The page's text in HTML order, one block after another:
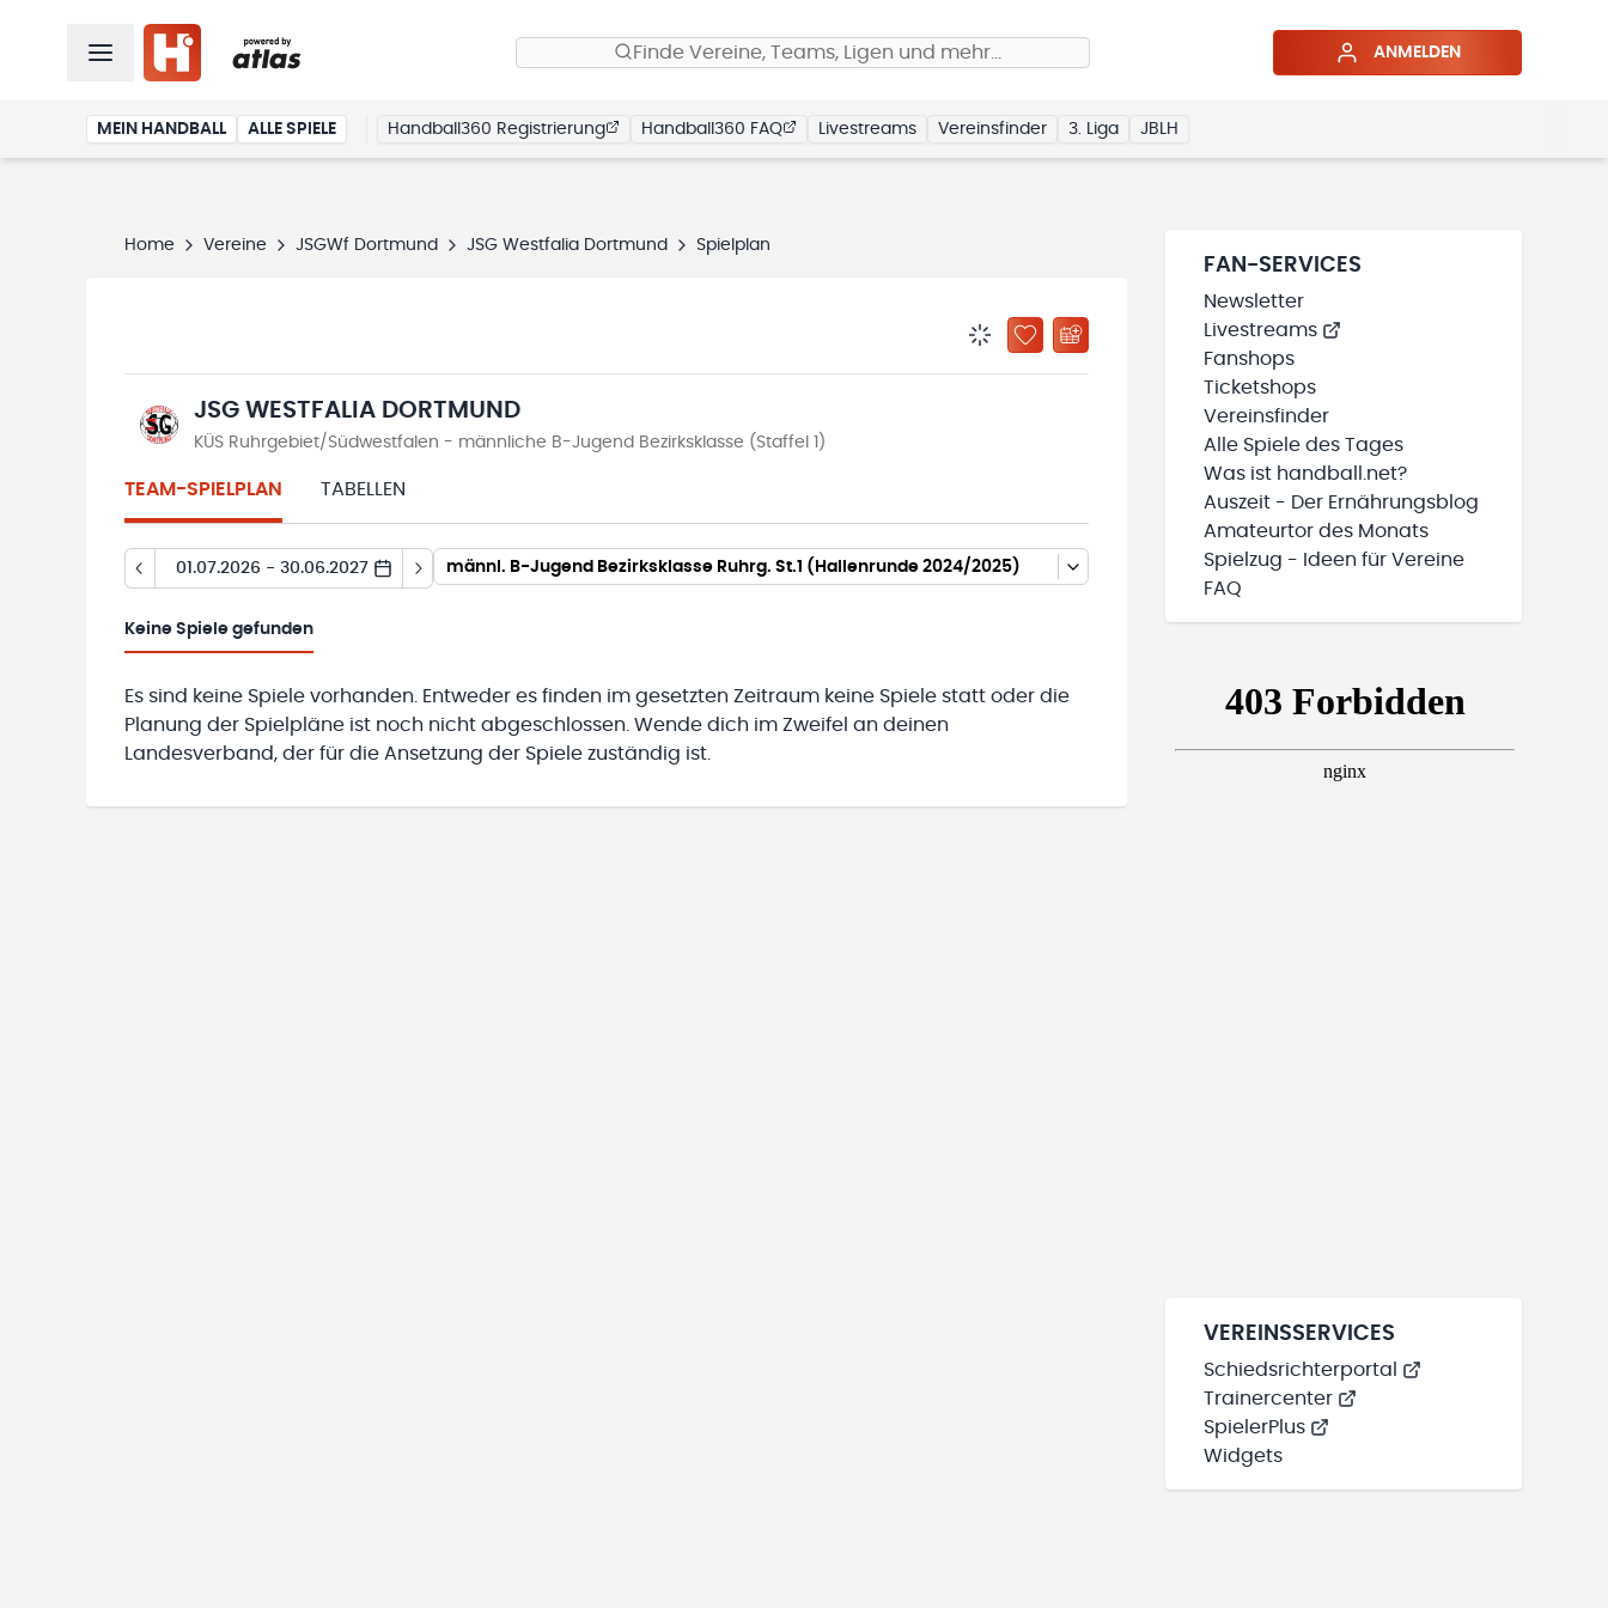
Finde Vereine, Teams, Ligen und mehr… ANMELDEN
MEIN HANDBALL ALLE SPIELE Handball360 Registrierung Handball360 FAQ Livestreams Vereinsfinder 3. Liga JBLH
Home Vereine JSGWf Dortmund JSG Westfalia Dortmund Spielplan
BENACHRICHTIGUNGSSTATUS WIRD GELADEN
ZU „MEINE TEAMS“ HINZUFÜGEN
JSG WESTFALIA DORTMUND
KÜS Ruhrgebiet/Südwestfalen - männliche B-Jugend Bezirksklasse (Staffel 1)
TEAM-SPIELPLAN TABELLEN
01.07.2026 - 30.06.2027 männl. B-Jugend Bezirksklasse Ruhrg. St.1 (Hallenrunde 2024/2025)
Keine Spiele gefunden
Es sind keine Spiele vorhanden. Entweder es finden im gesetzten Zeitraum keine Spiele statt oder die
Planung der Spielpläne ist noch nicht abgeschlossen. Wende dich im Zweifel an deinen
Landesverband, der für die Ansetzung der Spiele zuständig ist.
FAN-SERVICES
Newsletter
Livestreams
Fanshops
Ticketshops
Vereinsfinder
Alle Spiele des Tages
Was ist handball.net?
Auszeit - Der Ernährungsblog
Amateurtor des Monats
Spielzug - Ideen für Vereine
FAQ
VEREINSSERVICES
Schiedsrichterportal
Trainercenter
SpielerPlus
Widgets